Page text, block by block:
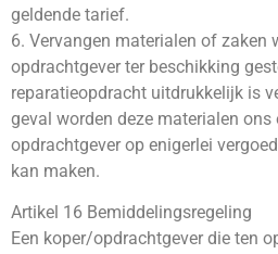
geldende tarief.
6. Vervangen materialen of zaken
opdrachtgever ter beschikking
reparatieopdracht uitdrukkelijk is
geval worden deze materialen
opdrachtgever op enigerlei
kan maken.
Artikel 16 Bemiddelingsregeling
Een koper/opdrachtgever die ten